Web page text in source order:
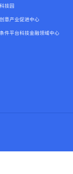
技园
意产业促进中心
件平台科技金融领域中心